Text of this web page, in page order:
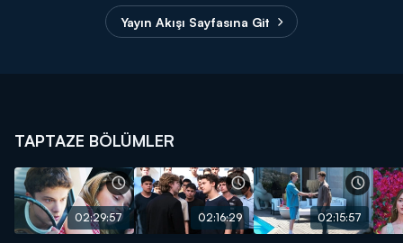
Yayın Akışı Sayfasına Git
TAPTAZE BÖLÜMLER
02:29:57 02:16:29 02:15:57